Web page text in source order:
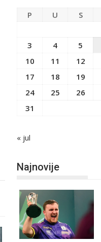
P U S
3
4 5
10
11 12
17
18 19
24
25 26
31
« jul
Najnovije